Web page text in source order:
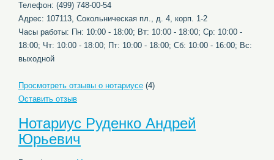
Телефон: (499) 748-00-54
Адрес: 107113, Сокольническая пл., д. 4, корп. 1-2
Часы работы: Пн: 10:00 - 18:00; Вт: 10:00 - 18:00; Ср: 10:00 -
18:00; Чт: 10:00 - 18:00; Пт: 10:00 - 18:00; Сб: 10:00 - 16:00; Вс:
выходной
Просмотреть отзывы о нотариусе (4)
Оставить отзыв
Нотариус Руденко Андрей
Юрьевич